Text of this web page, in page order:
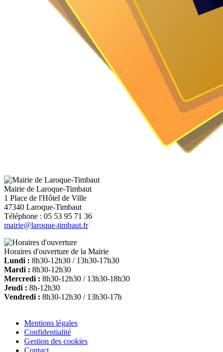
Mairie de Laroque-Timbaut
1 Place de l'Hôtel de Ville
47340 Laroque-Timbaut
Téléphone : 05 53 95 71 36
mairie@laroque-timbaut.fr
Horaires d'ouverture de la Mairie
Lundi : 8h30-12h30 / 13h30-17h30
Mardi : 8h30-12h30
Mercredi : 8h30-12h30 / 13h30-18h30
Jeudi : 8h-12h30
Vendredi : 8h30-12h30 / 13h30-17h
Mentions légales
Confidentialité
Gestion des cookies
Contact